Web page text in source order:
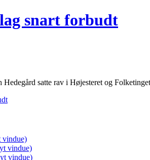
snart forbudt
satte rav i Højesteret og
vindue)
vindue)
vindue)